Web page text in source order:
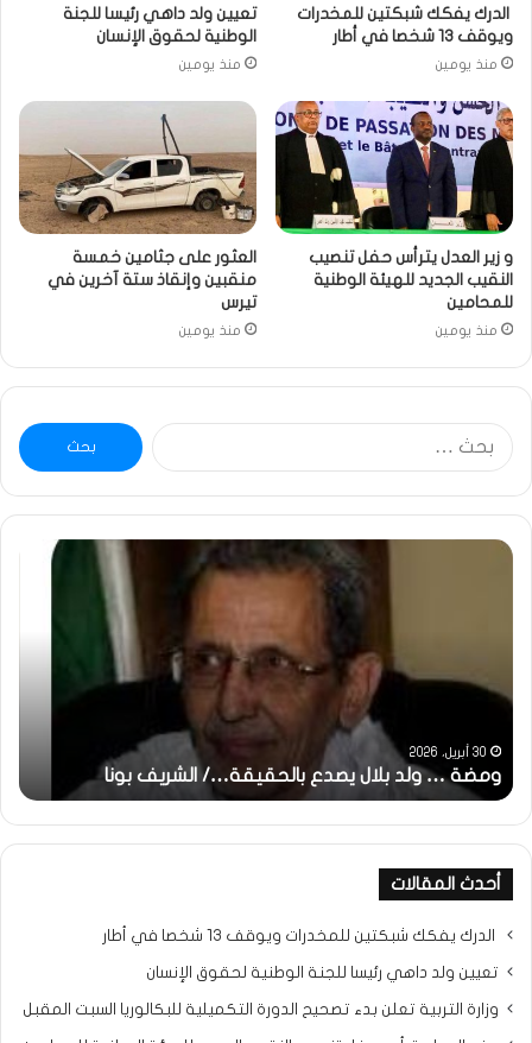
الدرك يفكك شبكتين للمخدرات
ويوقف 13 شخصا في أطار
منذ يومين
تعيين ولد داهي رئيسا للجنة
الوطنية لحقوق الإنسان
منذ يومين
و زير العدل يترأس حفل تنصيب
النقيب الجديد للهيئة الوطنية
للمحامين
منذ يومين
العثور على جثامين خمسة
منقبين وإنقاذ ستة آخرين في
تيرس
منذ يومين
البحث
عن:
ومضة
بالحقيقة…/
الشريف
30 أبريل، 2026
ومضة … ولد بلال يصدع بالحقيقة…/ الشريف بونا
أحدث المقالات
الدرك يفكك شبكتين للمخدرات ويوقف 13 شخصا في أطار
تعيين ولد داهي رئيسا للجنة الوطنية لحقوق الإنسان
وزارة التربية تعلن بدء تصحيح الدورة التكميلية للبكالوريا السبت المقبل